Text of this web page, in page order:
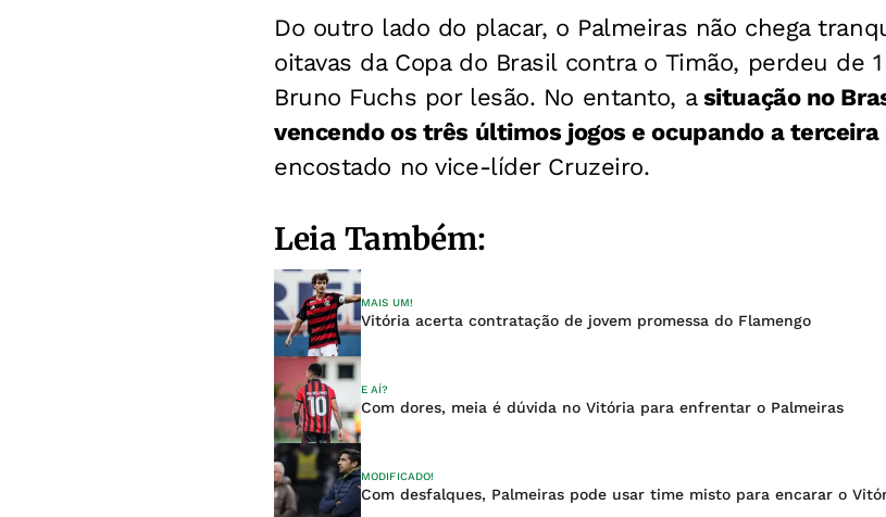
Do outro lado do placar, o Palmeiras não chega
oitavas da Copa do Brasil contra o Timão, perdeu de
Bruno Fuchs por lesão. No entanto, asituação no
vencendo os três últimos jogos e ocupando a
encostado no vice-líder Cruzeiro.
Leia Também:
MAIS UM!
Vitória acerta contratação de jovem promessa do Flamengo
E AÍ?
Com dores, meia é dúvida no Vitória para enfrentar o Palmeiras
MODIFICADO!
Com desfalques, Palmeiras pode usar time misto para encarar o